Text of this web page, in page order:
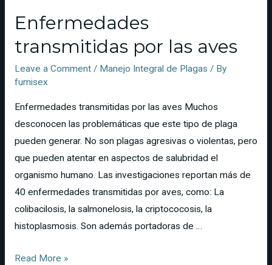
Enfermedades
transmitidas por las aves
Leave a Comment / Manejo Integral de Plagas / By
fumisex
Enfermedades transmitidas por las aves Muchos
desconocen las problemáticas que este tipo de plaga
pueden generar. No son plagas agresivas o violentas, pero
que pueden atentar en aspectos de salubridad el
organismo humano. Las investigaciones reportan más de
40 enfermedades transmitidas por aves, como: La
colibacilosis, la salmonelosis, la criptococosis, la
histoplasmosis. Son además portadoras de …
Read More »